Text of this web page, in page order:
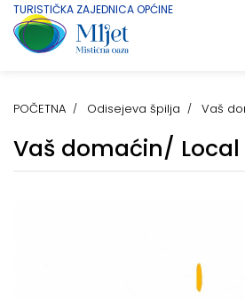
TURISTIČKA ZAJEDNICA OPĆINE
POČETNA Odisejeva špilja Vaš
Vaš domaćin/ Local